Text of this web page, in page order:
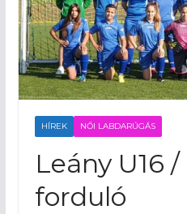
HÍREK NŐI LABDARÚGÁS
Leány U16 /
forduló